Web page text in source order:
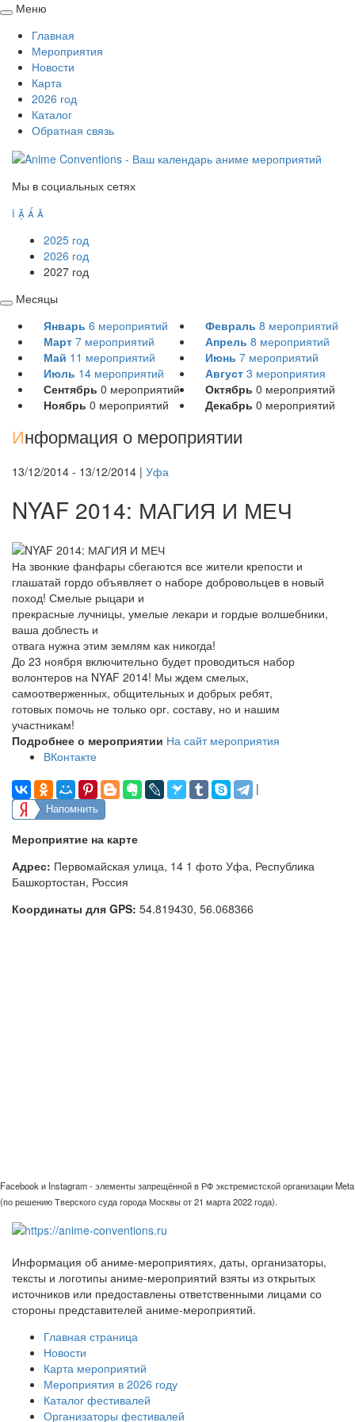
Свернуть
развернуть
Меню
Главная
Мероприятия
Новости
Карта
2026 год
Каталог
Обратная связь
Мы в социальных сетях
   
2025 год
2026 год
2027 год
Свернуть
развернуть
Месяцы
Январь 6 мероприятий Февраль 8 мероприятий
Март 7 мероприятий Апрель 8 мероприятий
Май 11 мероприятий Июнь 7 мероприятий
Июль 14 мероприятий Август 3 мероприятия
Сентябрь 0 мероприятий Октябрь 0 мероприятий
Ноябрь 0 мероприятий Декабрь 0 мероприятий
Информация о мероприятии
13/12/2014 - 13/12/2014 | Уфа
NYAF 2014: МАГИЯ И МЕЧ
На звонкие фанфары сбегаются все жители крепости и
глашатай гордо объявляет о наборе добровольцев в новый
поход! Смелые рыцари и
прекрасные лучницы, умелые лекари и гордые волшебники,
ваша доблесть и
отвага нужна этим землям как никогда!
До 23 ноября включительно будет проводиться набор
волонтеров на NYAF 2014! Мы ждем смелых,
самоотверженных, общительных и добрых ребят,
готовых помочь не только орг. составу, но и нашим
участникам!
Подробнее о мероприятии На сайт мероприятия
ВКонтакте
|
Напомнить
Мероприятие на карте
Адрес: Первомайская улица, 14 1 фото Уфа, Республика
Башкортостан, Россия
Координаты для GPS: 54.819430, 56.068366
Facebook и Instagram - элементы запрещённой в РФ экстремистской организации Meta
(по решению Тверского суда города Москвы от 21 марта 2022 года).
Информация об аниме-мероприятиях, даты, организаторы,
тексты и логотипы аниме-мероприятий взяты из открытых
источников или предоставлены ответственными лицами со
стороны представителей аниме-мероприятий.
Главная страница
Новости
Карта мероприятий
Мероприятия в 2026 году
Каталог фестивалей
Организаторы фестивалей